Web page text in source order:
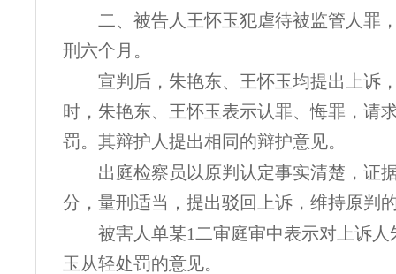
二、被告人王怀玉犯虐待被监管人罪
刑六个月。
宣判后，朱艳东、王怀玉均提出上诉
时，朱艳东、王怀玉表示认罪、悔罪，请
罚。其辩护人提出相同的辩护意见。
出庭检察员以原判认定事实清楚，证
分，量刑适当，提出驳回上诉，维持原判
被害人单某1二审庭审中表示对上诉
玉从轻处罚的意见。